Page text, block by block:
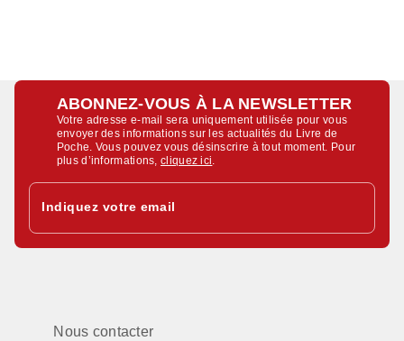
ABONNEZ-VOUS À LA NEWSLETTER
Votre adresse e-mail sera uniquement utilisée pour vous
envoyer des informations sur les actualités du Livre de
Poche. Vous pouvez vous désinscrire à tout moment. Pour
plus d’informations,cliquez ici
Indiquez votre email
Nous contacter